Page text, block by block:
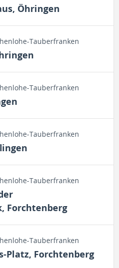
Öhringen
Tauberfranken
Tauberfranken
Tauberfranken
Tauberfranken
Forchtenberg
Tauberfranken
Platz, Forchtenberg